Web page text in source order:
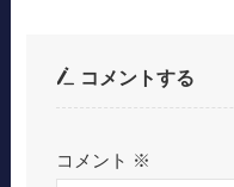
コメントする
コメント ※